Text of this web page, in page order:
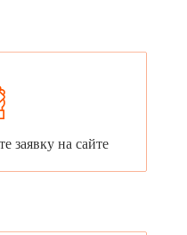
заявку на сайте